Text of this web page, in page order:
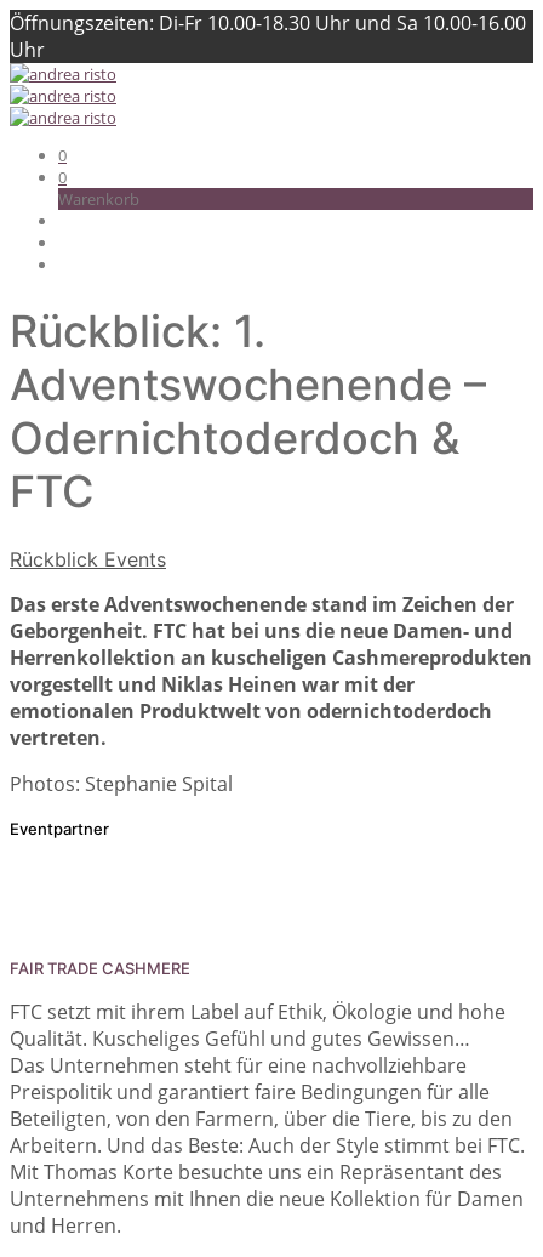
Öffnungszeiten: Di-Fr 10.00-18.30 Uhr und Sa 10.00-16.00
Uhr
0
0
Warenkorb
Rückblick: 1.
Adventswochenende –
Odernichtoderdoch &
FTC
Rückblick Events
Das erste Adventswochenende stand im Zeichen der
Geborgenheit. FTC hat bei uns die neue Damen- und
Herrenkollektion an kuscheligen Cashmereprodukten
vorgestellt und Niklas Heinen war mit der
emotionalen Produktwelt von odernichtoderdoch
vertreten.
Photos: Stephanie Spital
Eventpartner
FAIR TRADE CASHMERE
FTC setzt mit ihrem Label auf Ethik, Ökologie und hohe
Qualität. Kuscheliges Gefühl und gutes Gewissen…
Das Unternehmen steht für eine nachvollziehbare
Preispolitik und garantiert faire Bedingungen für alle
Beteiligten, von den Farmern, über die Tiere, bis zu den
Arbeitern. Und das Beste: Auch der Style stimmt bei FTC.
Mit Thomas Korte besuchte uns ein Repräsentant des
Unternehmens mit Ihnen die neue Kollektion für Damen
und Herren.